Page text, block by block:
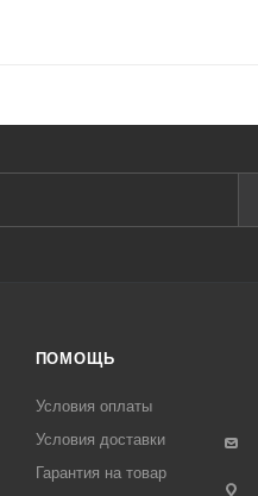
ПОМОЩЬ
Условия оплаты
Условия доставки
Гарантия на товар